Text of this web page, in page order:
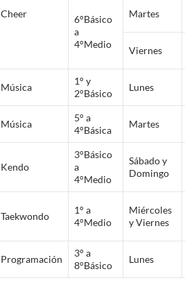
Cheer
6°Básico
a
4°Medio
Martes
Viernes
Música
1° y
2°Básico
Lunes
Música
5° a
4°Básica
Martes
Kendo
3°Básico
a
4°Medio
Sábado y
Domingo
Taekwondo
1° a
4°Medio
Miércoles
y Viernes
Programación
3° a
8°Básico
Lunes